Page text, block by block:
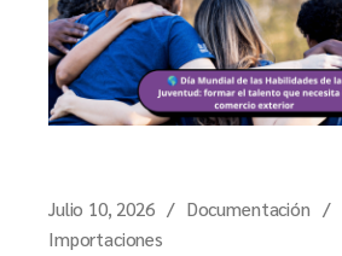
Julio 10, 2026 Documentación
Importaciones